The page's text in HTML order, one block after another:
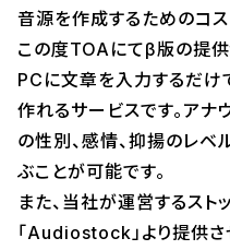
音源を作成するためのコス
この度TOAにてβ版の提供
PCに文章を入力するだけ
作れるサービスです。アナ
の性別、感情、抑揚のレ
ぶことが可能です。
また、当社が運営するスト
「Audiostock」より提供さ